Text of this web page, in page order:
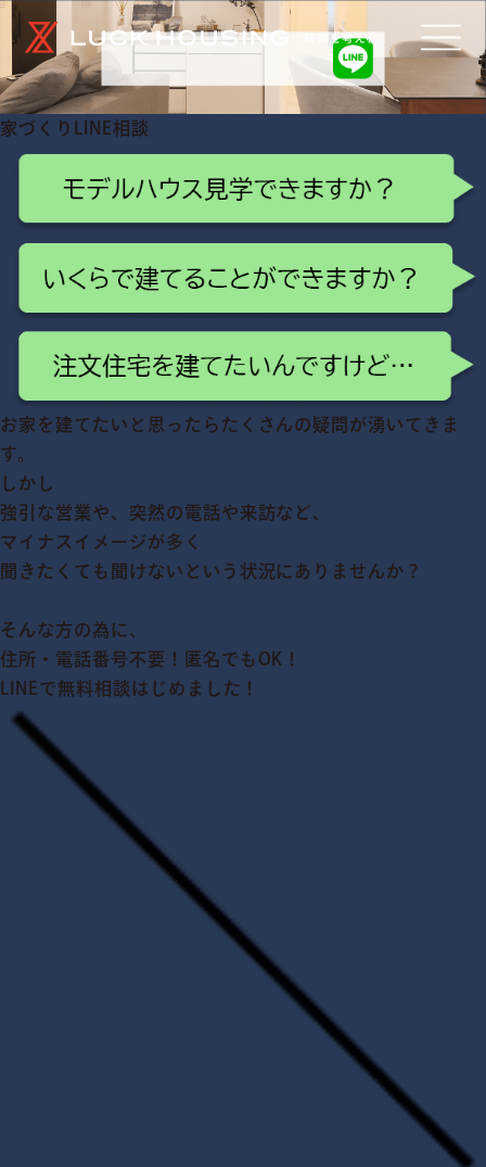
家づくりLINE相談
お家を建てたいと思ったらたくさんの疑問が湧いてきま
す。
しかし
強引な営業や、突然の電話や来訪など、
マイナスイメージが多く
聞きたくても聞けないという状況にありませんか？
そんな方の為に、
住所・電話番号不要！匿名でもOK！
LINEで無料相談はじめました！